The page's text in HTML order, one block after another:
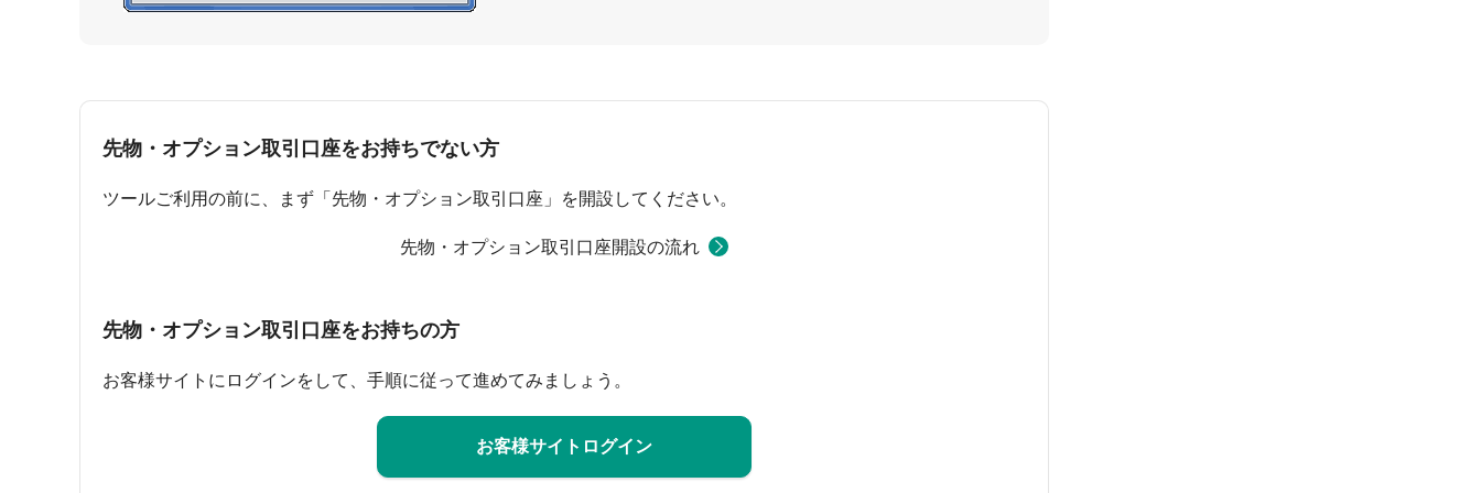
先物・オプション取引口座をお持ちでない方
ツールご利用の前に、まず「先物・オプション取引口座」を開設してください。
先物・オプション取引口座開設の流れ
先物・オプション取引口座をお持ちの方
お客様サイトにログインをして、手順に従って進めてみましょう。
お客様サイトログイン